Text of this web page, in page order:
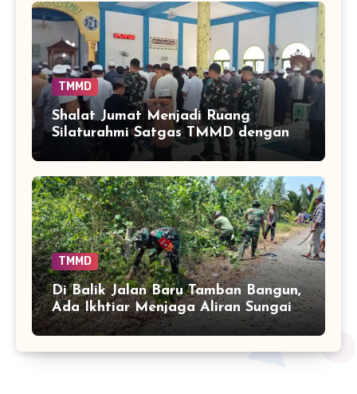
TMMD
Shalat Jumat Menjadi Ruang
Silaturahmi Satgas TMMD dengan
Warga Tamban Bangun
TMMD
Di Balik Jalan Baru Tamban Bangun,
Ada Ikhtiar Menjaga Aliran Sungai
Tetap Hidup